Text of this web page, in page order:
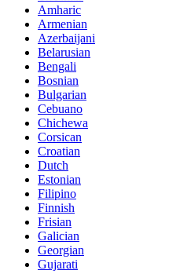
Amharic
Armenian
Azerbaijani
Belarusian
Bengali
Bosnian
Bulgarian
Cebuano
Chichewa
Corsican
Croatian
Dutch
Estonian
Filipino
Finnish
Frisian
Galician
Georgian
Gujarati